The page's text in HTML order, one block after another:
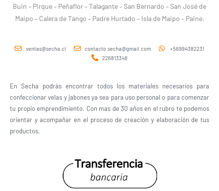
Buin – Pirque – Peñaflor – Talagante – San Bernardo – San José de
Maipo – Calera de Tango – Padre Hurtado – Isla de Maipo – Paine.
ventas@secha.cl contacto.secha@gmail.com
+56994382231
226813348
En Secha podrás encontrar todos los materiales necesarios para
confeccionar velas y jabones ya sea para uso personal o para comenzar
tu propio emprendimiento. Con mas de 30 años en el rubro te podemos
orientar y acompañar en el proceso de creación y elaboración de tus
productos.